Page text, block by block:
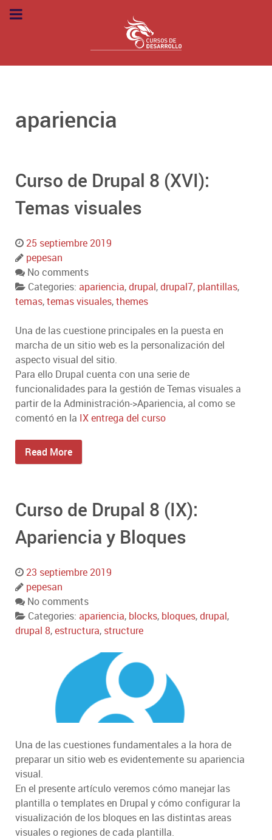
apariencia
Curso de Drupal 8 (XVI):
Temas visuales
25 septiembre 2019
pepesan
No comments
Categories: apariencia,drupal,drupal7, plantillas,
temas,temas visuales,themes
Una de las cuestione principales en la puesta en
marcha de un sitio web es la personalización del
aspecto visual del sitio.
Para ello Drupal cuenta con una serie de
funcionalidades para la gestión de Temas visuales a
partir de la Administración->Apariencia, al como se
comentó en la IX entrega del curso
Read More
Curso de Drupal 8 (IX):
Apariencia y Bloques
23 septiembre 2019
pepesan
No comments
Categories: apariencia, blocks, bloques,drupal,
drupal 8,estructura, structure
Una de las cuestiones fundamentales a la hora de
preparar un sitio web es evidentemente su apariencia
visual.
En el presente artículo veremos cómo manejar las
plantilla o templates en Drupal y cómo configurar la
visualización de los bloques en las distintas areas
visuales o regiones de cada plantilla.